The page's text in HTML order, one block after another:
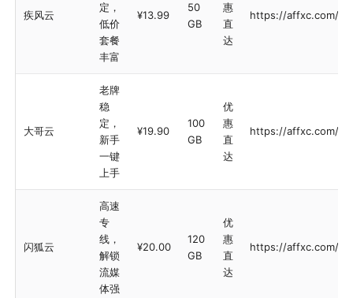
疾风云
定，
低价
套餐
丰富
¥13.99
50
GB
惠
直
达
https://affxc.com/
大哥云
老牌
稳
定，
新手
一键
上手
¥19.90
100
GB
优
惠
直
达
https://affxc.com/
闪狐云
高速
专
线，
解锁
流媒
体强
¥20.00
120
GB
优
惠
直
达
https://affxc.com/